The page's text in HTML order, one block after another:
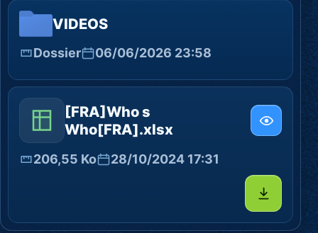
VIDEOS
Dossier 06/06/2026 23:58
[FRA]Who s
Who[FRA].xlsx
206,55 Ko 28/10/2024 17:31